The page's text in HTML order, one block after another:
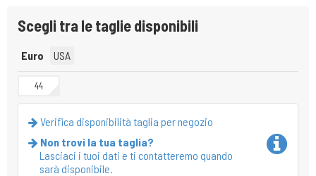
Scegli tra le taglie disponibili
Euro USA
44
Verifica disponibilità taglia per negozio
Non trovi la tua taglia?
Lasciaci i tuoi dati e ti contatteremo quando
sarà disponibile.